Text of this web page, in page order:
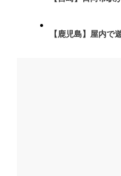
【鹿児島】屋内で